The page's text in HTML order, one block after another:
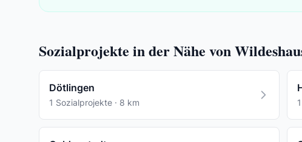
Sozialprojekte in der Nähe von
Dötlingen
1 Sozialprojekte · 8 km